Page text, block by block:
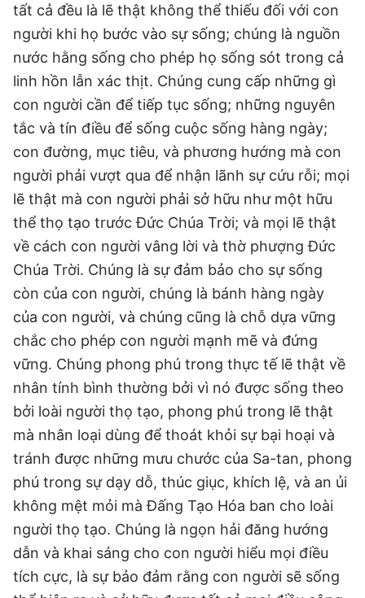
tất cả đều là lẽ thật không thể thiếu đối với con
người khi họ bước vào sự sống; chúng là nguồn
nước hằng sống cho phép họ sống sót trong cả
linh hồn lẫn xác thịt. Chúng cung cấp những gì
con người cần để tiếp tục sống; những nguyên
tắc và tín điều để sống cuộc sống hàng ngày;
con đường, mục tiêu, và phương hướng mà con
người phải vượt qua để nhận lãnh sự cứu rỗi; mọi
lẽ thật mà con người phải sở hữu như một hữu
thể thọ tạo trước Đức Chúa Trời; và mọi lẽ thật
về cách con người vâng lời và thờ phượng Đức
Chúa Trời. Chúng là sự đảm bảo cho sự sống
còn của con người, chúng là bánh hàng ngày
của con người, và chúng cũng là chỗ dựa vững
chắc cho phép con người mạnh mẽ và đứng
vững. Chúng phong phú trong thực tế lẽ thật về
nhân tính bình thường bởi vì nó được sống theo
bởi loài người thọ tạo, phong phú trong lẽ thật
mà nhân loại dùng để thoát khỏi sự bại hoại và
tránh được những mưu chước của Sa-tan, phong
phú trong sự dạy dỗ, thúc giục, khích lệ, và an ủi
không mệt mỏi mà Đấng Tạo Hóa ban cho loài
người thọ tạo. Chúng là ngọn hải đăng hướng
dẫn và khai sáng cho con người hiểu mọi điều
tích cực, là sự bảo đảm rằng con người sẽ sống